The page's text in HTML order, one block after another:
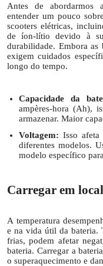
Antes de abordarmos
entender um pouco
scooters elétricas,
de íon-lítio devido à
durabilidade. Embora as
exigem cuidados
longo do tempo.
Capacidade da
ampères-hora (Ah),
armazenar. Maior
Voltagem: Isso
diferentes modelos.
modelo específico
Carregar em local
A temperatura
e na vida útil da bateria.
frias, podem afetar
bateria. Carregar a
o superaquecimento e